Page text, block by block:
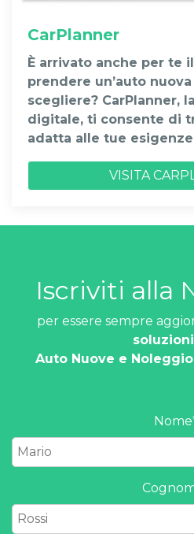
CarPlanner
È arrivato anche per te
prendere un’auto
scegliere? CarPlanner,
digitale, ti consente di
adatta alle tue
VISITA
Iscriviti alla
per essere sempre
soluzioni
Auto Nuove e
Nome